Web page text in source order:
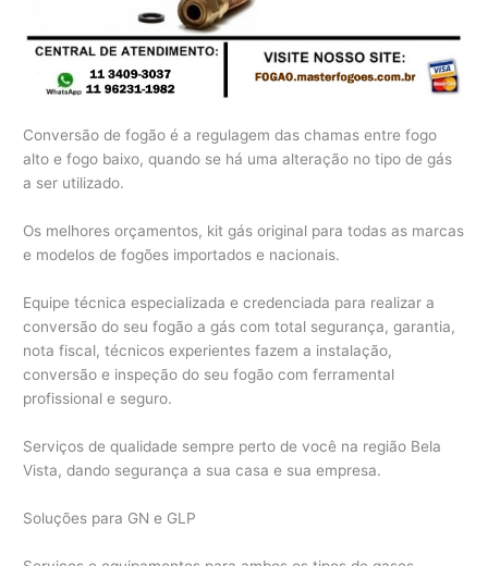
Conversão de fogão é a regulagem das chamas entre fogo
alto e fogo baixo, quando se há uma alteração no tipo de gás
a ser utilizado.
Os melhores orçamentos, kit gás original para todas as marcas
e modelos de fogões importados e nacionais.
Equipe técnica especializada e credenciada para realizar a
conversão do seu fogão a gás com total segurança, garantia,
nota fiscal, técnicos experientes fazem a instalação,
conversão e inspeção do seu fogão com ferramental
profissional e seguro.
Serviços de qualidade sempre perto de você na região Bela
Vista, dando segurança a sua casa e sua empresa.
Soluções para GN e GLP